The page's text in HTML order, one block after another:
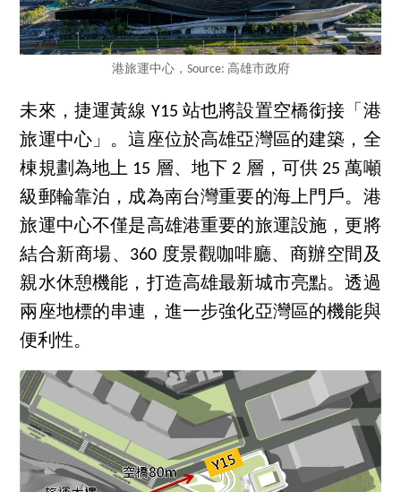
港旅運中心，Source: 高雄市政府
未來，捷運黃線 Y15 站也將設置空橋銜接「港
旅運中心」。這座位於高雄亞灣區的建築，全
棟規劃為地上 15 層、地下 2 層，可供 25 萬噸
級郵輪靠泊，成為南台灣重要的海上門戶。港
旅運中心不僅是高雄港重要的旅運設施，更將
結合新商場、360 度景觀咖啡廳、商辦空間及
親水休憩機能，打造高雄最新城市亮點。透過
兩座地標的串連，進一步強化亞灣區的機能與
便利性。